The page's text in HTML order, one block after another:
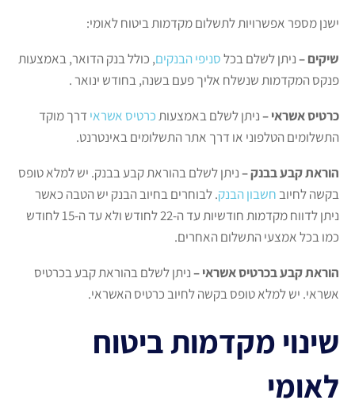
ישנן מספר אפשרויות לתשלום מקדמות ביטוח לאומי:
שיקים –ניתן לשלם בכלסניפי הבנקים, כולל בנק הדואר, באמצעות
פנקס המקדמות שנשלח אליך פעם בשנה, בחודש ינואר .
כרטיס אשראי –ניתן לשלם באמצעותכרטיס אשראי דרך מוקד
התשלומים הטלפוני או דרך אתר התשלומים באינטרנט.
הוראת קבע בבנק –ניתן לשלם בהוראת קבע בבנק. יש למלא טופס
בקשה לחיוב חשבון הבנק. לבוחרים בחיוב הבנק יש הטבה כאשר
ניתן לדווח מקדמות חודשיות עד ה-22 לחודש ולא עד ה-15 לחודש
כמו בכל אמצעי התשלום האחרים.
הוראת קבע בכרטיס אשראי –ניתן לשלם בהוראת קבע בכרטיס
אשראי. יש למלא טופס בקשה לחיוב כרטיס האשראי.
שינוי מקדמות ביטוח
לאומי